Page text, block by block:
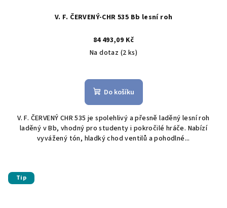
V. F. ČERVENÝ-CHR 535 Bb lesní roh
84 493,09 Kč
Na dotaz (2 ks)
Do košíku
V. F. ČERVENÝ CHR 535 je spolehlivý a přesně laděný lesní roh
laděný v Bb, vhodný pro studenty i pokročilé hráče. Nabízí
vyvážený tón, hladký chod ventilů a pohodlné...
Tip